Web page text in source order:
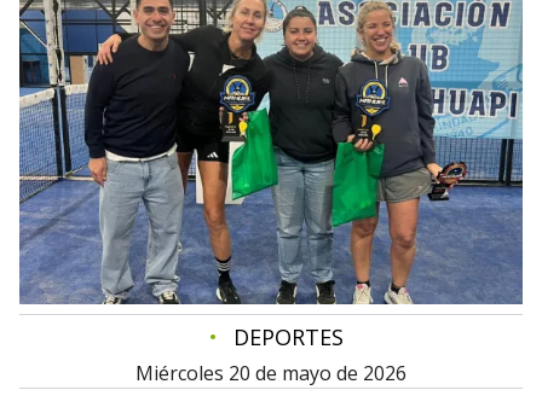
• DEPORTES
miércoles 20 de mayo de 2026